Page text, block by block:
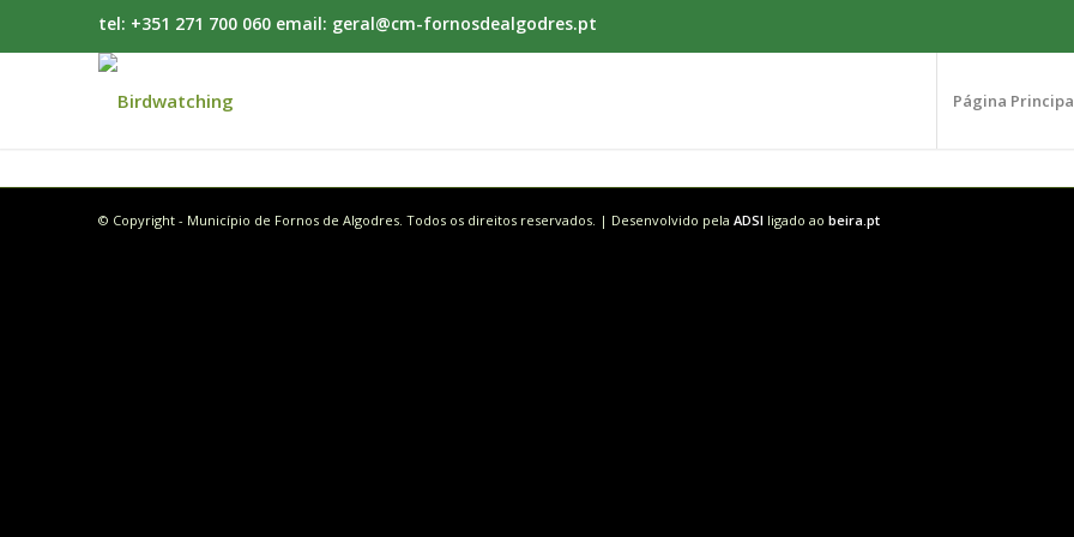
tel: +351 271 700 060 email: geral@cm-fornosdealgodres.pt
Página
© Copyright - Município de Fornos de Algodres. Todos os direitos reservados. | Desenvolvido pela ADSI ligado ao beira.pt